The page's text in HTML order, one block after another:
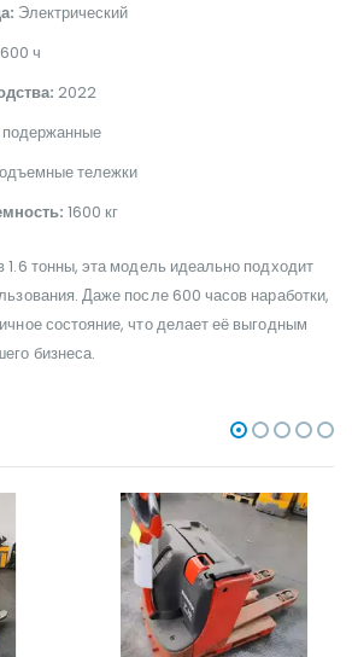
Электрический
600 ч
2022
подержанные
тележки
1600 кг
тонны, эта модель идеально подходит
Даже после 600 часов наработки,
состояние, что делает её выгодным
бизнеса.